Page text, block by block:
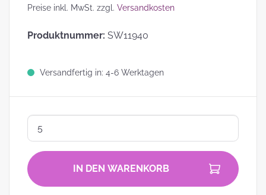
Preise inkl. MwSt. zzgl. Versandkosten
Produktnummer: SW11940
Versandfertig in: 4-6 Werktagen
IN DEN WARENKORB